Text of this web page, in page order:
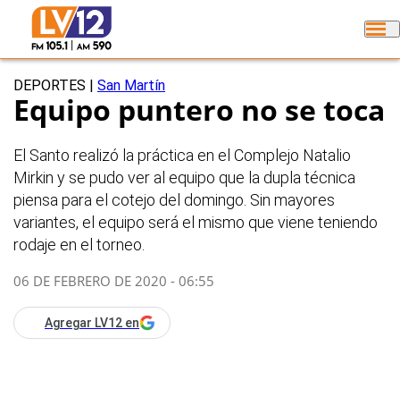
DEPORTES San Martín
Equipo puntero no se toca
El Santo realizó la práctica en el Complejo Natalio
Mirkin y se pudo ver al equipo que la dupla técnica
piensa para el cotejo del domingo. Sin mayores
variantes, el equipo será el mismo que viene teniendo
rodaje en el torneo.
06 DE FEBRERO DE 2020 - 06:55
Agregar LV12 en